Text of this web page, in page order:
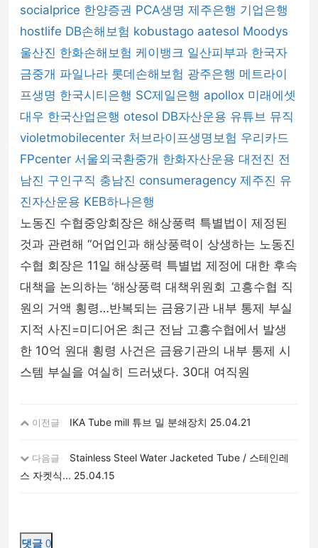
socialprice 한양증권 PCA생명 제주은행 기업은행
hostlife DB손해보험 kobustago aatesol Moodys
울산진 한화손해보험 케이뱅크 일산피부과 한국자
금중개 파일나라 롯데손해보험 광주은행 메트라이
프생명 한국시티은행 SC제일은행 apollox 미래에셋
대우 한국산업은행 otesol DB자산운용 유튜브 뮤직
violetmobilecenter 처브라이프생명보험 우리카드
FPcenter 서울외국환중개 한화자산운용 대전진 전
남진 구인구직 충남진 consumeragency 제주진 유
진자산운용 KEB하나은행
노동진 수협중앙회장은 해상풍력 특별법이 제정된
것과 관련해 “어업인과 해상풍력이 상생하는 노동진
수협 회장은 11일 해상풍력 특별법 제정에 대한 후속
대책을 논의하는 ‘해상풍력 대책위원회 고흥수협 직
원의 거액 횡령…반복되는 금융기관 내부 통제 부실
지적 사진=미디어온 최근 전남 고흥수협에서 발생
한 10억 원대 횡령 사건은 금융기관의 내부 통제 시
스템 부실을 여실히 드러냈다. 30대 여직원
이전글 IKA Tube mill 튜브 밀 분쇄장치 25.04.21
다음글
Stainless Steel Water Jacketed Tube / 스테인레
스 자켓식... 25.04.15
댓글 0